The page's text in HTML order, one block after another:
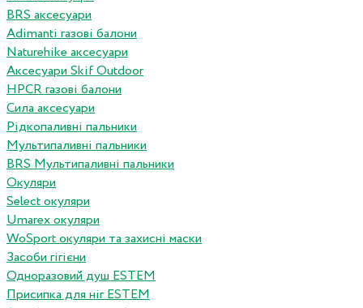
BRS аксесуари
Adimanti газові балони
Naturehike аксесуари
Аксесуари Skif Outdoor
HPCR газові балони
Сила аксесуари
Рідкопаливні пальники
Мультипаливні пальники
BRS Мультипаливні пальники
Окуляри
Select окуляри
Umarex окуляри
WoSport окуляри та захисні маски
Засоби гігієни
Одноразовий душ ESTEM
Присипка для ніг ESTEM